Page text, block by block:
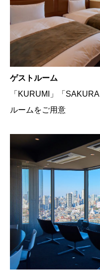
ゲストルーム
「KURUMI」「
ルームをご用意